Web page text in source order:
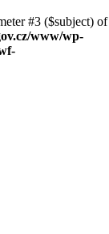
#3 ($subject) of
www/wp-